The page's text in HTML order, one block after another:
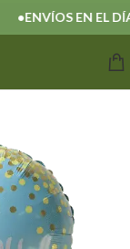
ENVÍOS EN EL DÍA